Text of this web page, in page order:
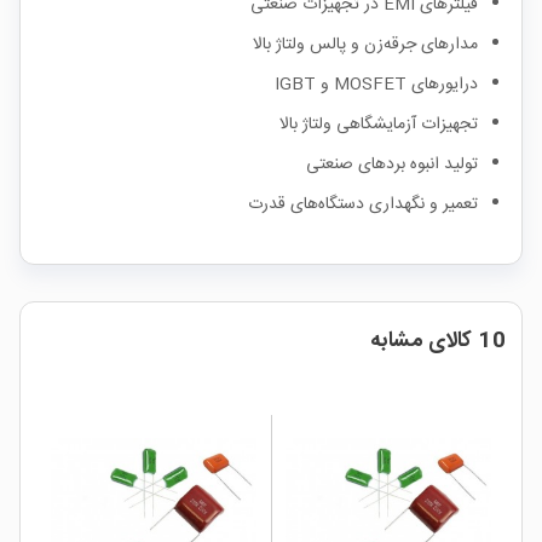
مدارهای جرقه‌زن و پالس ولتاژ بالا
درایورهای MOSFET و IGBT
تجهیزات آزمایشگاهی ولتاژ بالا
تولید انبوه بردهای صنعتی
تعمیر و نگهداری دستگاه‌های قدرت
10 کالای مشابه